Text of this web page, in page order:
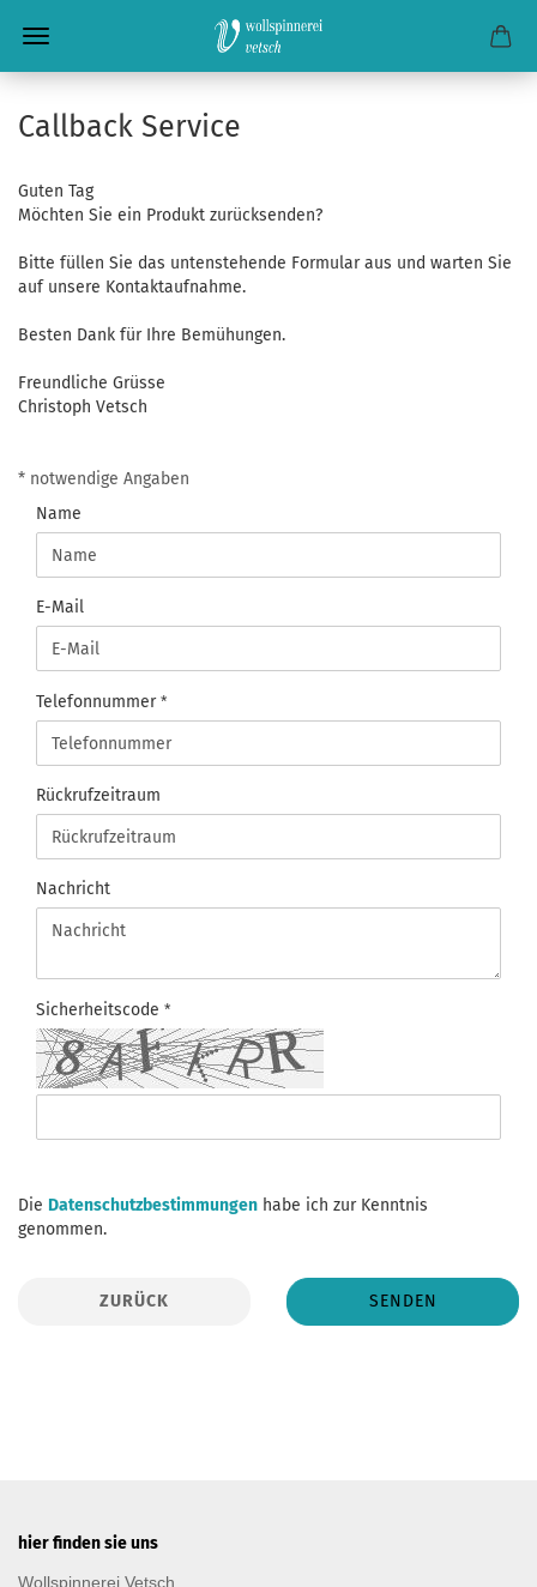
Callback Service
Guten Tag
Möchten Sie ein Produkt zurücksenden?
Bitte füllen Sie das untenstehende Formular aus und warten Sie
auf unsere Kontaktaufnahme.
Besten Dank für Ihre Bemühungen.
Freundliche Grüsse
Christoph Vetsch
SERVICE
* notwendige Angaben
Name
E-Mail
Telefonnummer
Rückrufzeitraum
Nachricht
Sicherheitscode
DATENSCHUTZBESTIMMUNGEN
Die Datenschutzbestimmungen habe ich zur Kenntnis
genommen.
ZURÜCK SENDEN
hier finden sie uns
Wollspinnerei Vetsch